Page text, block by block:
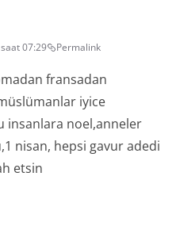
07:29 Permalink
fransadan
iyice
insanlara noel,anneler
nisan, hepsi gavur adedi
etsin